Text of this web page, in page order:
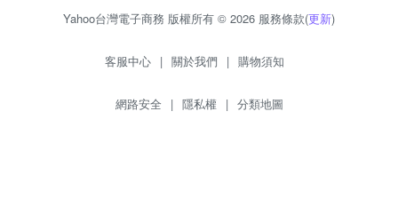
Yahoo台灣電子商務 版權所有 © 2026 服務條款(更新)
客服中心 | 關於我們 | 購物須知
網路安全 | 隱私權 | 分類地圖